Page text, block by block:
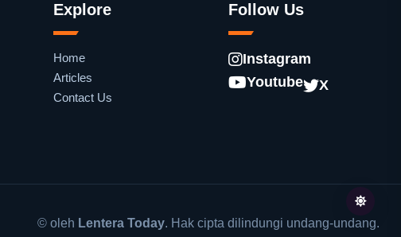
Explore
Home
Articles
Contact Us
Follow Us
Instagram
Youtube
X
© oleh Lentera Today. Hak cipta dilindungi undang-undang.